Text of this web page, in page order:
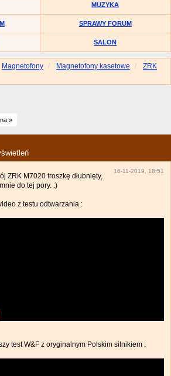
MUZYKA
SPRAWY FORUM
SALON
Magnetofony Magnetofony kasetowe
ZRK
»
16-11-2019, 18:51
ZRK M7020 troszkę dłubnięty,
do tej pory. :)
z testu odtwarzania :
test W&F z oryginalnym Polskim silnikiem :